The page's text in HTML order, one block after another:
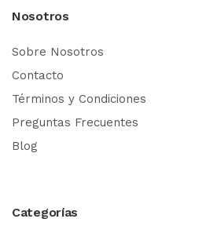
Nosotros
Sobre Nosotros
Contacto
Términos y Condiciones
Preguntas Frecuentes
Blog
Categorías